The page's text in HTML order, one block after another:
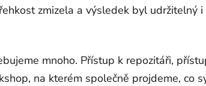
zmizela a výsledek byl udržitelný i
mnoho. Přístup k repozitáři,
na kterém společně projdeme, co